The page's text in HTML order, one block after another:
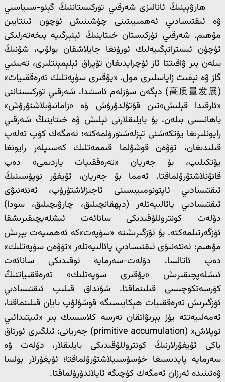
ھارۋېينىڭ ئانالىزى شەرقىي تۈركىستاننىڭ گېئو-سىياسىي
ۋە ئىقتىسادىي ئەھمىيىتىنى چۈشىنىش ئۈچۈن ئىنتايىن
مۇھىم. شەرقىي تۈركىستان خىتاينىڭ ئېنېرگىيە بىخەتەرلىكى
ئۈچۈن ئىستراتېگىيەلىك ئورۇنغا جايلاشقان بولۇپ، شۇنىڭ
بىلەن بىر ۋاقىتتا ئاز ئۇچرايدىغان تۇپراق ئېلېمېنتلىرى، تەبىئىي
گاز ۋە نېفىت زاپاسلىرى مول. «يۇقىرى سۈپەتلىك تەرەققىيات»
(高质量发展) دېگەن سۆزلەم ئاستىدا، شەرقىي تۈركىستاننى
«ئارقىدا قېلىش»تىن قۇتۇلدۇرۇش ۋە «زامانىۋىلاشتۇرۇش»
باھانىسى بىلەن، بۇ بايلىقلارنى ئېلىش ۋە خىتاينىڭ شەرقىي
رايونلىرىغا يۆتكەشنى تېزلەشتۈرۈلمەكتە؛ ئەمگەك كۆپ تەلەپ
قىلىدىغان، تۆۋەن قوشۇلما قىممەتلىك كەسىپلەر رايونغا
يۆتكىلىپ، بۇ جەريان «تەرەققىيات ياردىمى» دەپ
قانۇنلاشتۇرۇلماقتا. ئەمما بۇ جەريان، ئۇيغۇر نوپۇسىنىڭ
ئىقتىسادىي ئاپتونومىيىسىنى ئاجىزلاشتۇرۇپ، ئەنئەنىۋى
ئىقتىسادىي پائالىيەتلەر (دېھقانچىلىق، چارۋىچىلىق، سودا)
دۆلەت كونتروللۇقىدىكى سانائەت ئىشلەپچىقىرىشقا
ئۆزگەرتىلمەكتە. بۇ ئۆزگىرىشتە «سۈپەت»كە ئەھمىيەت بېرىش
مۇھىم: ئەنئەنىۋى ئىقتىسادىي پائالىيەتلەر «تۆۋەن سۈپەتلىك»
دەپ ئاتالسا، دۆلەت-سەرمايە ئوقىدىكى سانائەت
ئىشلەپچىقىرىش «يۇقىرى سۈپەتلىك» تەرەققىياتنىڭ
كۆرسەتكۈچىسى قىلىنماقتا. شۇنداق قىلىپ ئىقتىسادىي
ئۆزگىرىش تەرەققىيات ھېكايىسىگە قوشۇلۇپ بايان قىلىنماقتا،
ئەمەلىيەتتە يۈز بېرىۋاتقان نەرسە كلاسسىك بىر «ئىپتىدائىي
توپلاش« (primitive accumulation) جەريانى: ئىلگىرى ئورتاق
ياكى ئۇيغۇرلارنىڭ كونتروللۇقىدىكى بايلىقلار، دۆلەت ۋە
سەرمايە پايدىسىغا خۇسۇسىيلاشتۇرۇلماقتا؛ ئۇيغۇرلار بولسا
ۋەتىنىدە ئەرزان ئەمگەك كۈچىگە ئايلاندۇرۇلماقتا.